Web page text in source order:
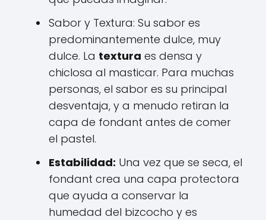
Sabor y Textura: Su sabor es
predominantemente dulce, muy
dulce. La textura es densa y
chiclosa al masticar. Para muchas
personas, el sabor es su principal
desventaja, y a menudo retiran la
capa de fondant antes de comer
el pastel.
Estabilidad: Una vez que se seca, el
fondant crea una capa protectora
que ayuda a conservar la
humedad del bizcocho y es